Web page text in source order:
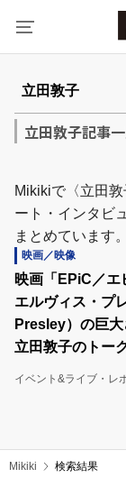
立田敦子記事
Mikikiで〈立田
ート・インタビ
まとめています。
映画／映像
映画「EPiC／エ
エルヴィス・プ
Presley）の巨
立田敦子のトー
イベント&ライブ・レ
Mikiki 検索結果